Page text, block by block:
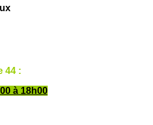
44 :
à 18h00